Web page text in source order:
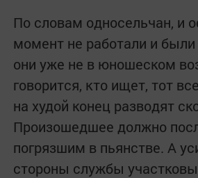
По словам односельчан, и
момент не работали и
они уже не в юношеском
говорится, кто ищет, тот
на худой конец разводят
Произошедшее должно
погрязшим в пьянстве. А
стороны службы